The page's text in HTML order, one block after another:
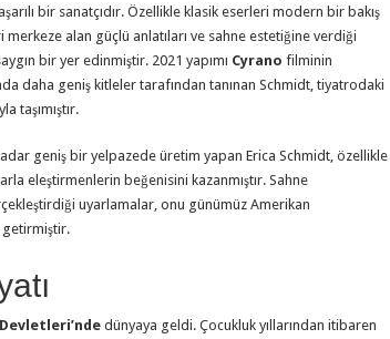
bir sanatçıdır. Özellikle klasik eserleri modern bir bakış
merkeze alan güçlü anlatıları ve sahne estetiğine verdiği
bir yer edinmiştir. 2021 yapımı Cyrano filminin
daha geniş kitleler tarafından tanınan Schmidt, tiyatrodaki
taşımıştır.
geniş bir yelpazede üretim yapan Erica Schmidt, özellikle
eleştirmenlerin beğenisini kazanmıştır. Sahne
uyarlamalar, onu günümüz Amerikan
dünyaya geldi. Çocukluk yıllarından itibaren